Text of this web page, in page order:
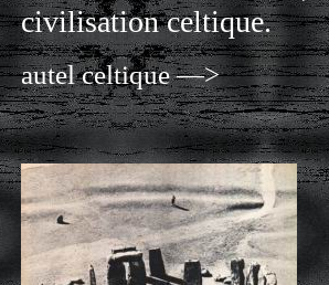
civilisation celtique.
autel celtique —>